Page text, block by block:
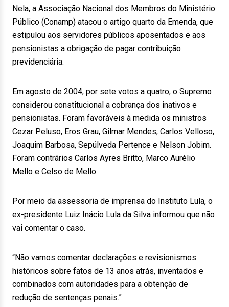
Nela, a Associação Nacional dos Membros do Ministério
Público (Conamp) atacou o artigo quarto da Emenda, que
estipulou aos servidores públicos aposentados e aos
pensionistas a obrigação de pagar contribuição
previdenciária.
Em agosto de 2004, por sete votos a quatro, o Supremo
considerou constitucional a cobrança dos inativos e
pensionistas. Foram favoráveis à medida os ministros
Cezar Peluso, Eros Grau, Gilmar Mendes, Carlos Velloso,
Joaquim Barbosa, Sepúlveda Pertence e Nelson Jobim.
Foram contrários Carlos Ayres Britto, Marco Aurélio
Mello e Celso de Mello.
Por meio da assessoria de imprensa do Instituto Lula, o
ex-presidente Luiz Inácio Lula da Silva informou que não
vai comentar o caso.
“Não vamos comentar declarações e revisionismos
históricos sobre fatos de 13 anos atrás, inventados e
combinados com autoridades para a obtenção de
redução de sentenças penais.”